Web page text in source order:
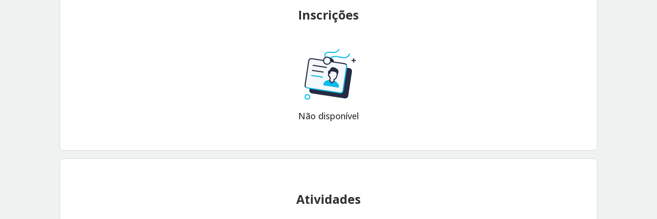
Inscrições
Não disponível
Atividades